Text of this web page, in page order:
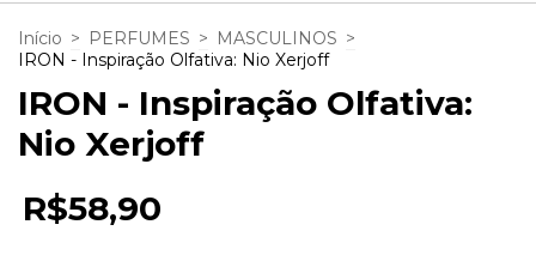
Início > PERFUMES > MASCULINOS >
IRON - Inspiração Olfativa: Nio Xerjoff
IRON - Inspiração Olfativa:
Nio Xerjoff
R$58,90